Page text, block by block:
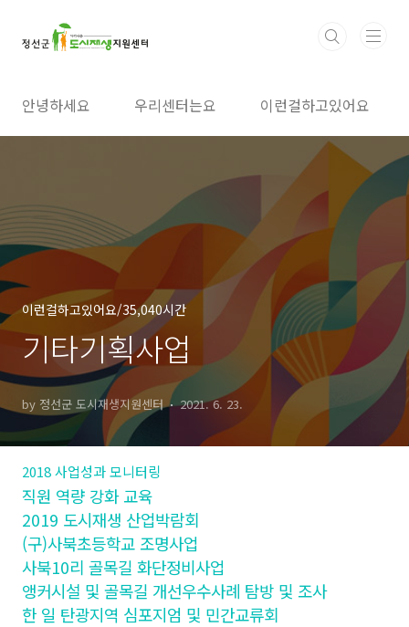
안녕하세요 우리센터는요 이런걸하고있어요
이런걸하고있어요/35,040시간
기타기획사업
by 정선군 도시재생지원센터 2021. 6. 23.
2018 사업성과 모니터링
직원 역량 강화 교육
2019 도시재생 산업박람회
(구)사북초등학교 조명사업
사북10리 골목길 화단정비사업
앵커시설 및 골목길 개선우수사례 탐방 및 조사
한 일 탄광지역 심포지엄 및 민간교류회